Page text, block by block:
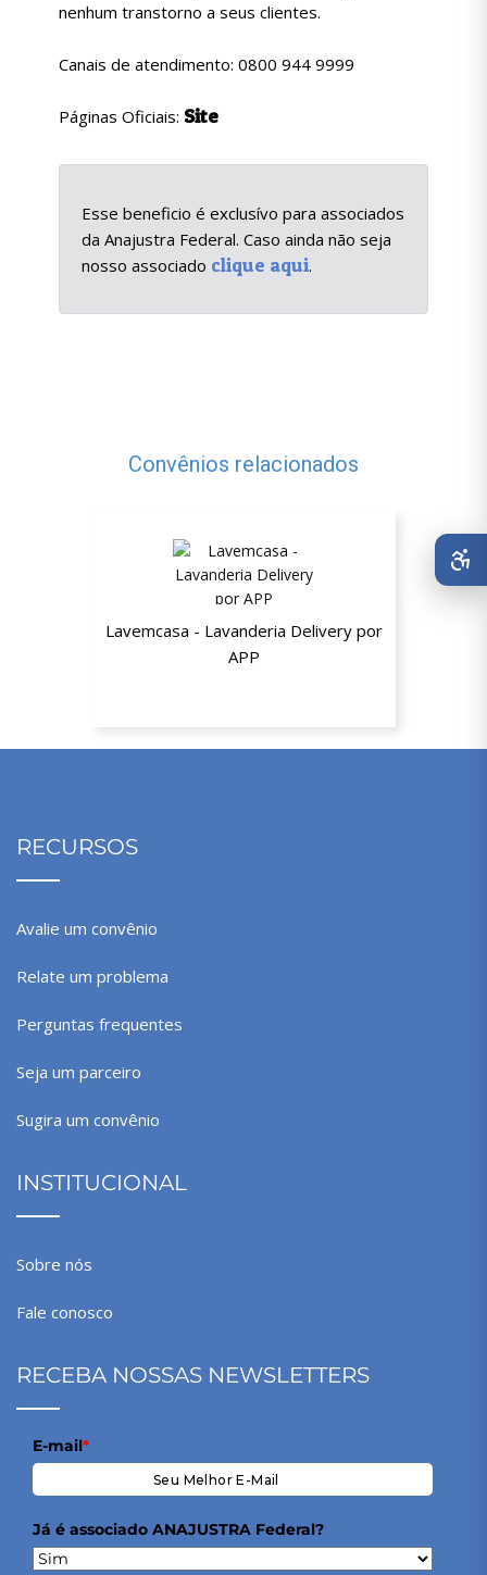
nenhum transtorno a seus clientes.
Canais de atendimento: 0800 944 9999
Páginas Oficiais: Site
Esse beneficio é exclusívo para associados
da Anajustra Federal. Caso ainda não seja
nosso associado clique aqui.
Convênios relacionados
Lavemcasa - Lavanderia Delivery por
APP
RECURSOS
Avalie um convênio
Relate um problema
Perguntas frequentes
Seja um parceiro
Sugira um convênio
INSTITUCIONAL
Sobre nós
Fale conosco
RECEBA NOSSAS NEWSLETTERS
E-mail*
Já é associado ANAJUSTRA Federal?